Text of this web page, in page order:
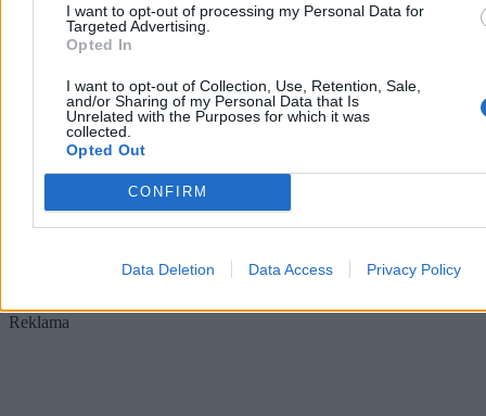
I want to opt-out of processing my Personal Data for
Targeted Advertising.
Opted In
I want to opt-out of Collection, Use, Retention, Sale,
and/or Sharing of my Personal Data that Is
Unrelated with the Purposes for which it was
collected.
Opted Out
CONFIRM
Data Deletion Data Access Privacy Policy
nową wakacyjną prognozę
czeka nas ochłodzenie. Jak podają meteorolodzy, nie potrwa ono
długo. – Lato nie odpuszcza, choć okresy cieplejsze będą
przeplatały się z chłodniejszymi – zapowiedział w rozmowie z
Zero.pl Przemysław Makarewicz z Instytutu Meteorologii i
Gospodarki Wodnej.
Reklama